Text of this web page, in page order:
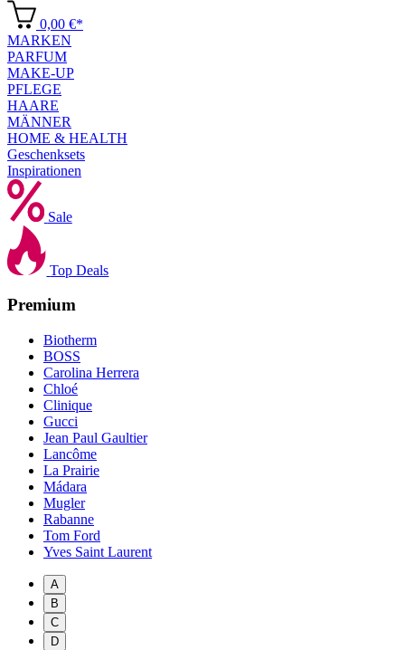
0,00 €*
MARKEN
PARFUM
MAKE-UP
PFLEGE
HAARE
MÄNNER
HOME & HEALTH
Geschenksets
Inspirationen
Sale
Top Deals
Premium
Biotherm
BOSS
Carolina Herrera
Chloé
Clinique
Gucci
Jean Paul Gaultier
Lancôme
La Prairie
Mádara
Mugler
Rabanne
Tom Ford
Yves Saint Laurent
A
B
C
D